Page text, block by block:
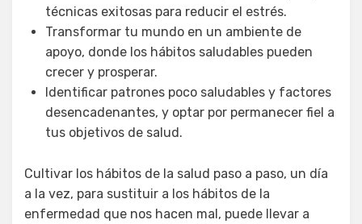
técnicas exitosas para reducir el estrés.
Transformar tu mundo en un ambiente de
apoyo, donde los hábitos saludables pueden
crecer y prosperar.
Identificar patrones poco saludables y factores
desencadenantes, y optar por permanecer fiel a
tus objetivos de salud.
Cultivar los hábitos de la salud paso a paso, un día
a la vez, para sustituir a los hábitos de la
enfermedad que nos hacen mal, puede llevar a